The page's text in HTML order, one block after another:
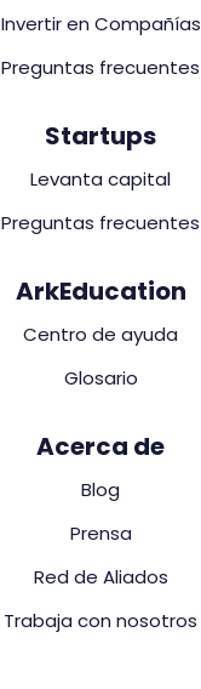
Invertir en Compañías
Preguntas frecuentes
Startups
Levanta capital
Preguntas frecuentes
ArkEducation
Centro de ayuda
Glosario
Acerca de
Blog
Prensa
Red de Aliados
Trabaja con nosotros